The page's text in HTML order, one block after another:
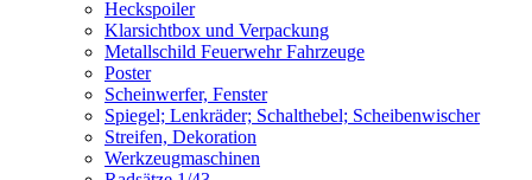
Heckspoiler
Klarsichtbox und Verpackung
Metallschild Feuerwehr Fahrzeuge
Poster
Scheinwerfer, Fenster
Spiegel; Lenkräder; Schalthebel; Scheibenwischer
Streifen, Dekoration
Werkzeugmaschinen